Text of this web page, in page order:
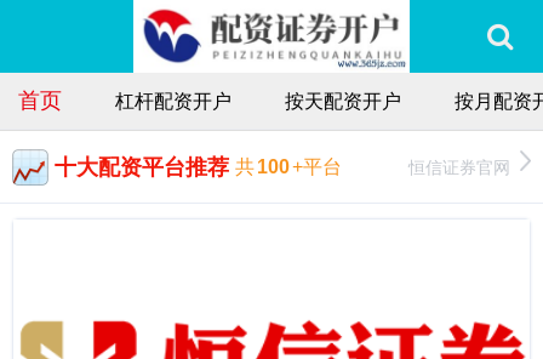
首页 杠杆配资开户 按天配资开户 按月配资
十大配资平台推荐 共100+平台 恒信证券官网